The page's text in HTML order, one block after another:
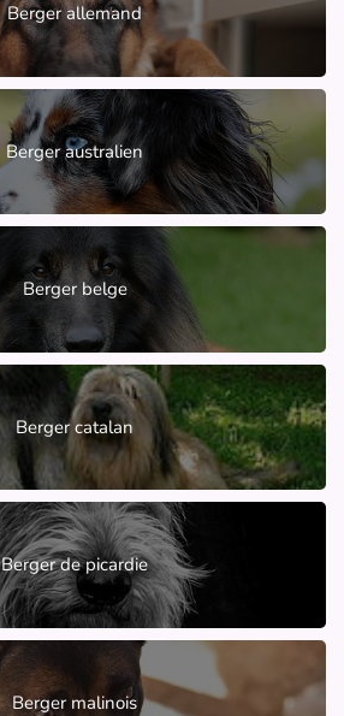
Berger allemand
Berger australien
Berger belge
Berger catalan
Berger de picardie
Berger malinois